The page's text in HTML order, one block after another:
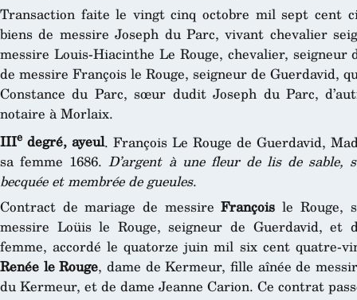
Transaction faite le vingt cinq octobre mil sept cent
biens de messire Joseph du Parc, vivant chevalier
messire Louis-Hiacinthe Le Rouge, chevalier,
de messire François le Rouge, seigneur de Guerdavid,
Constance du Parc, sœur dudit Joseph du Parc,
notaire à Morlaix.
IIIe degré, ayeul. François Le Rouge de Guerdavid,
sa femme 1686.D’argent à une fleur de lis de sable,
becquée et membrée de gueules.
Contract de mariage de messireFrançois le Rouge,
messire Loüis le Rouge, seigneur de Guerdavid, et
femme, accordé le quatorze juin mil six cent quatre-
Renée le Rouge, dame de Kermeur, fille aînée de
du Kermeur, et de dame Jeanne Carion. Ce contrat